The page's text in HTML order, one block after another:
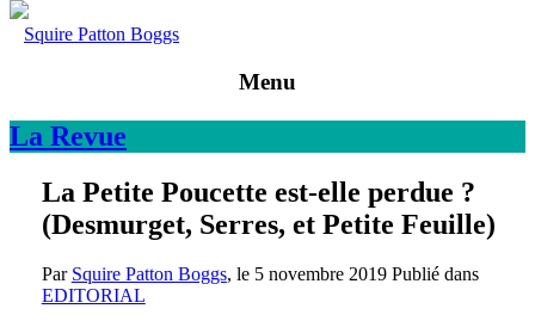
Squire Patton Boggs
Menu
La Revue
La Petite Poucette est-elle perdue ?
(Desmurget, Serres, et Petite Feuille)
Par Squire Patton Boggs, le 5 novembre 2019Publié dans
EDITORIAL